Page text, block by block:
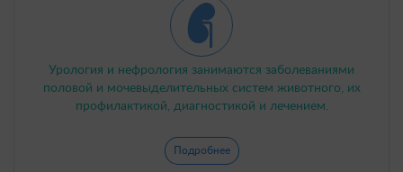
Урология и нефрология занимаются заболеваниями
половой и мочевыделительных систем животного, их
профилактикой, диагностикой и лечением.
Подробнее